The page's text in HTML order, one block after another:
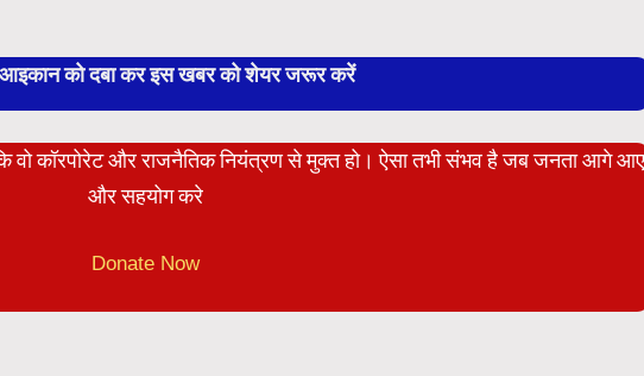
आइकान को दबा कर इस खबर को शेयर जरूर करें
वो कॉरपोरेट और राजनैतिक नियंत्रण से मुक्त हो। ऐसा तभी संभव है जब जनता आगे आए
और सहयोग करे
Donate Now